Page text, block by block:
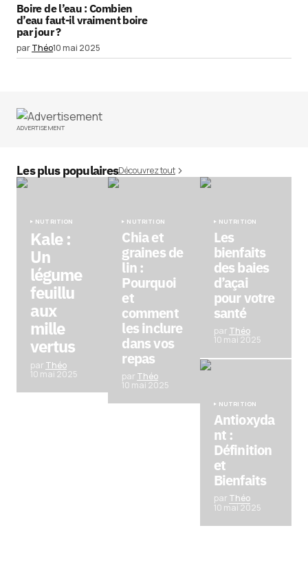
Boire de l’eau : Combien
d’eau faut-il vraiment boire
par jour ?
parThéo10 mai 2025
ADVERTISEMENT
Les plus populairesDécouvrez tout
NUTRITION
Kale :
Un
légume
feuillu
aux
mille
vertus
par Théo
10 mai 2025
NUTRITION
Chia et
graines de
lin :
Pourquoi
et
comment
les inclure
dans vos
repas
par Théo
10 mai 2025
NUTRITION
Les
bienfaits
des baies
d’açai
pour votre
santé
par Théo
10 mai 2025
NUTRITION
Antioxyda
nt :
Définition
et
Bienfaits
par Théo
10 mai 2025